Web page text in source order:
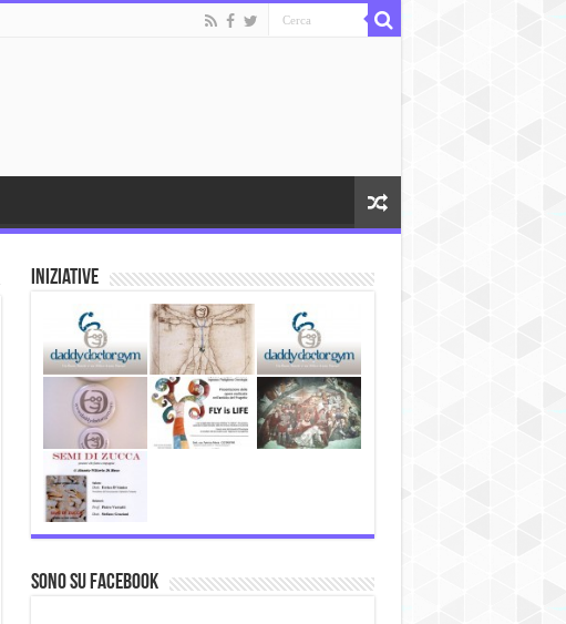
Iniziative
Sono su Facebook